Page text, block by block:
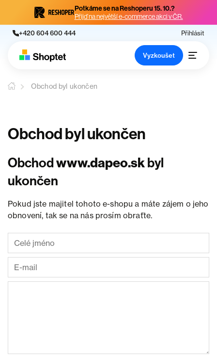
Potkáme se na Reshoperu 15. 10.?
Přijď na největší e-commerce akci v ČR.
+420 604 600 444 Přihlásit
Vyzkoušet
Obchod byl ukončen
Obchod byl ukončen
Obchodwww.dapeo.skbyl
ukončen
Pokud jste majitel tohoto e-shopu a máte zájem o jeho
obnovení, tak se na nás prosím obraťte.